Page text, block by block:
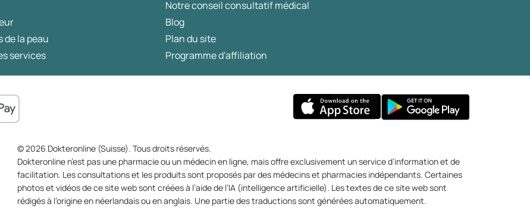
votre sommeil, étape par étape, en
procédant à de petits ajustements.
fonctions importantes. Dans cet article,
partageons des conseils pour réduire son
de la peau
services
Notre conseil consultatif médical
Blog
Plan du site
Programme d'affiliation
© 2026 Dokteronline (Suisse). Tous droits réservés.
Dokteronline n’est pas une pharmacie ou un médecin en ligne, mais offre exclusivement un service d’information et de
facilitation. Les consultations et les produits sont proposés par des médecins et pharmacies indépendants. Certaines
photos et vidéos de ce site web sont créées à l’aide de l’IA (intelligence artificielle). Les textes de ce site web sont
rédigés à l’origine en néerlandais ou en anglais. Une partie des traductions sont générées automatiquement.